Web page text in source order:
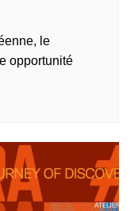
le
opportunité